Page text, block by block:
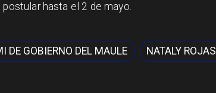
hasta el 2 de mayo.
DE GOBIERNO DEL MAULE NATALY ROJAS